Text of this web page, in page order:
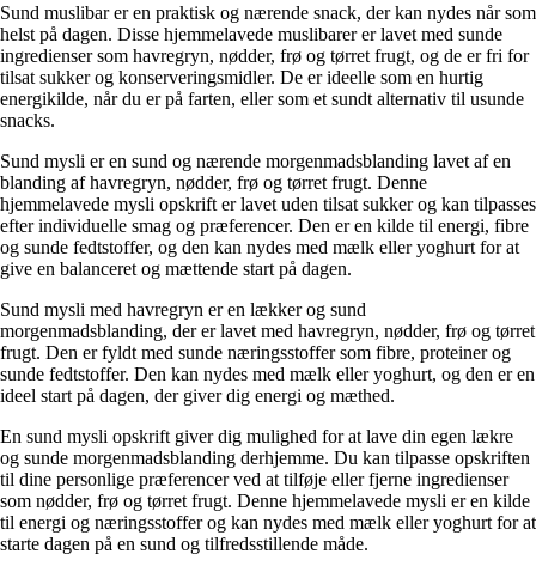
Sund muslibar er en praktisk og nærende snack, der kan nydes når som
helst på dagen. Disse hjemmelavede muslibarer er lavet med sunde
ingredienser som havregryn, nødder, frø og tørret frugt, og de er fri for
tilsat sukker og konserveringsmidler. De er ideelle som en hurtig
energikilde, når du er på farten, eller som et sundt alternativ til usunde
snacks.
Sund mysli er en sund og nærende morgenmadsblanding lavet af en
blanding af havregryn, nødder, frø og tørret frugt. Denne
hjemmelavede mysli opskrift er lavet uden tilsat sukker og kan tilpasses
efter individuelle smag og præferencer. Den er en kilde til energi, fibre
og sunde fedtstoffer, og den kan nydes med mælk eller yoghurt for at
give en balanceret og mættende start på dagen.
Sund mysli med havregryn er en lækker og sund
morgenmadsblanding, der er lavet med havregryn, nødder, frø og tørret
frugt. Den er fyldt med sunde næringsstoffer som fibre, proteiner og
sunde fedtstoffer. Den kan nydes med mælk eller yoghurt, og den er en
ideel start på dagen, der giver dig energi og mæthed.
En sund mysli opskrift giver dig mulighed for at lave din egen lækre
og sunde morgenmadsblanding derhjemme. Du kan tilpasse opskriften
til dine personlige præferencer ved at tilføje eller fjerne ingredienser
som nødder, frø og tørret frugt. Denne hjemmelavede mysli er en kilde
til energi og næringsstoffer og kan nydes med mælk eller yoghurt for at
starte dagen på en sund og tilfredsstillende måde.